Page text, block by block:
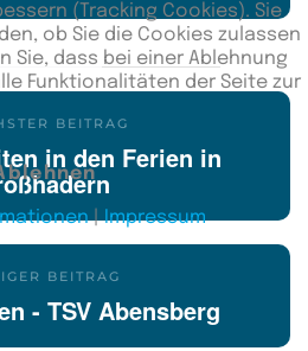
BEITRAG
in den Ferien in
BEITRAG
- TSV Abensberg
(Tracking Cookies). Sie
ob Sie die Cookies zulassen
Sie, dass bei einer Ablehnung
Funktionalitäten der Seite zur
|Impressum